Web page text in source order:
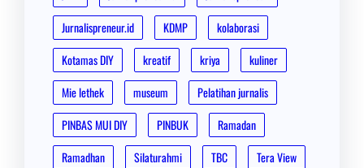
Jurnalispreneur.id
KDMP
kolaborasi
Kotamas DIY
kreatif kriya
kuliner
Mie lethek
museum
Pelatihan jurnalis
PINBAS MUI DIY
PINBUK
Ramadan
Ramadhan
Silaturahmi TBC
Tera View